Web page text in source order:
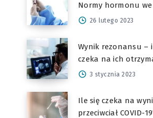
Normy hormonu
26 lutego 2023
Wynik rezonansu –
czeka na ich
3 stycznia 2023
Ile się czeka na
przeciwciał COVID-